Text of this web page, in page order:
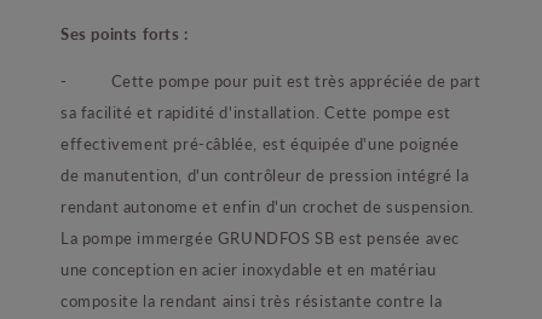
Ses points forts :
- Cette pompe pour puit est très appréciée de part
sa facilité et rapidité d'installation. Cette pompe est
effectivement pré-câblée, est équipée d'une poignée
de manutention, d'un contrôleur de pression intégré la
rendant autonome et enfin d'un crochet de suspension.
La pompe immergée GRUNDFOS SB est pensée avec
une conception en acier inoxydable et en matériau
composite la rendant ainsi très résistante contre la